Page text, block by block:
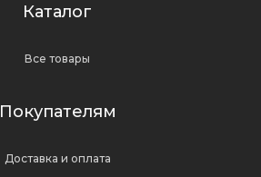
Все товары
Доставка и оплата
Каталог
Покупателям